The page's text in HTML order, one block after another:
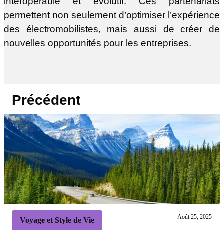
permettent non seulement d’optimiser l’expérience
des électromobilistes, mais aussi de créer de
nouvelles opportunités pour les entreprises.
Précédent
Voyage et Style de Vie Août 25, 2025